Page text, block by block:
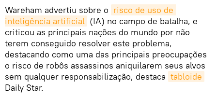
Wareham advertiu sobre o risco de uso de
inteligência artificial (IA) no campo de batalha, e
criticou as principais nações do mundo por não
terem conseguido resolver este problema,
destacando como uma das principais preocupações
o risco de robôs assassinos aniquilarem seus alvos
sem qualquer responsabilização, destaca tabloide
Daily Star.